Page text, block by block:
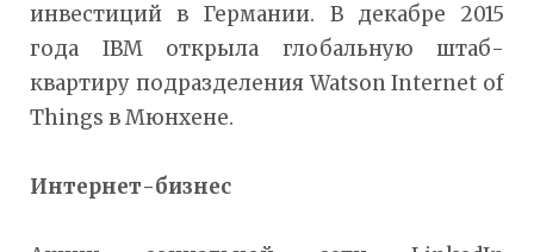
инвестиций в Германии. В декабре 2015
года IBM открыла глобальную штаб-
квартиру подразделения Watson Internet of
Things в Мюнхене.
Интернет-бизнес